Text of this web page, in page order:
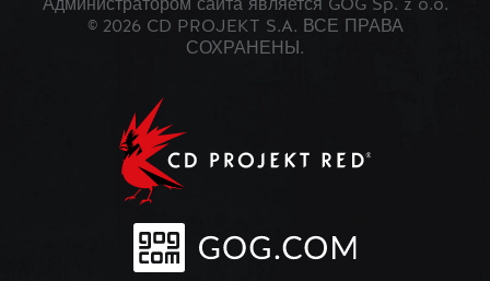
Администратором сайта является GOG Sp. z o.o.
© 2026 CD PROJEKT S.A. ВСЕ ПРАВА
СОХРАНЕНЫ.